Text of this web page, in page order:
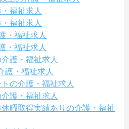
福祉求人
福祉求人
・福祉求人
・福祉求人
護・福祉求人
護・福祉求人
の介護・福祉求人
護・福祉求人
暇取得実績ありの介護・福祉